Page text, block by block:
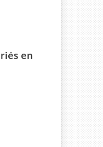
en